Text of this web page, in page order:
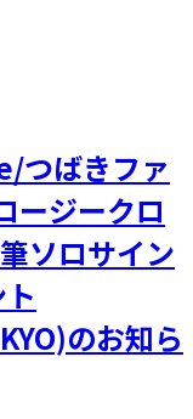
つばきファ
ージークロ
ソロサイン
のお知ら